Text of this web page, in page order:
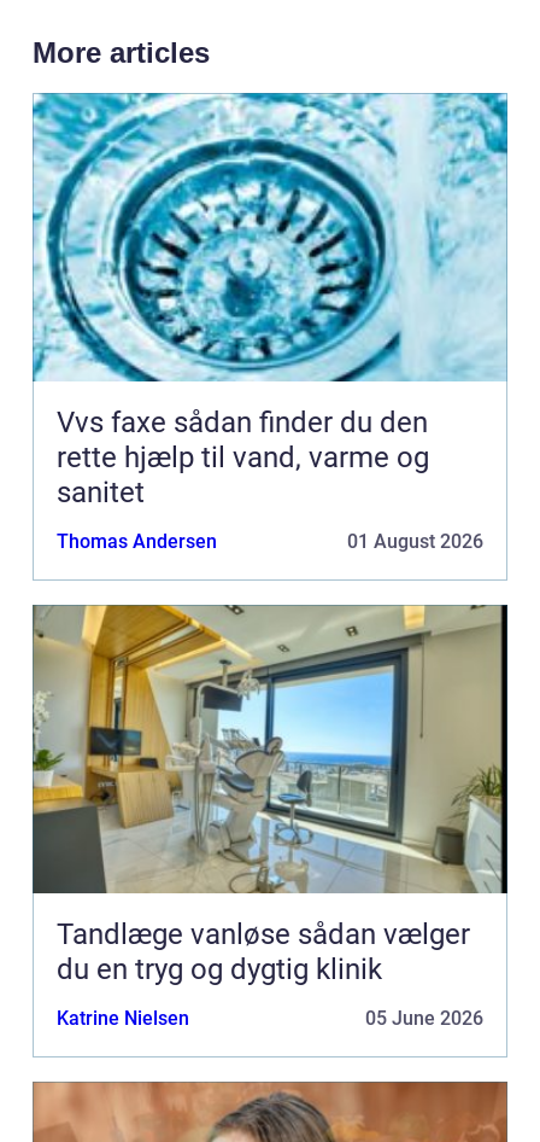
More articles
Vvs faxe sådan finder du den
rette hjælp til vand, varme og
sanitet
Thomas Andersen 01 August 2026
Tandlæge vanløse sådan vælger
du en tryg og dygtig klinik
Katrine Nielsen 05 June 2026